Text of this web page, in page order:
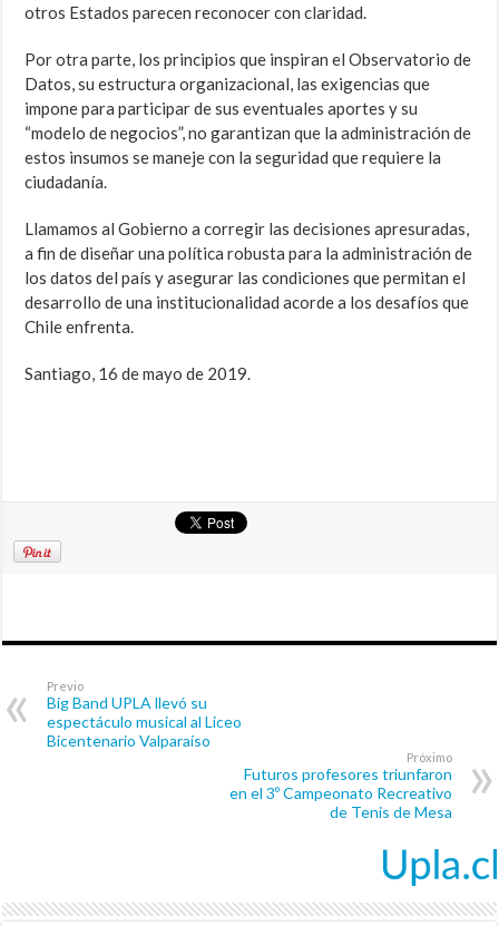
otros Estados parecen reconocer con claridad.
Por otra parte, los principios que inspiran el Observatorio de
Datos, su estructura organizacional, las exigencias que
impone para participar de sus eventuales aportes y su
“modelo de negocios”, no garantizan que la administración de
estos insumos se maneje con la seguridad que requiere la
ciudadanía.
Llamamos al Gobierno a corregir las decisiones apresuradas,
a fin de diseñar una política robusta para la administración de
los datos del país y asegurar las condiciones que permitan el
desarrollo de una institucionalidad acorde a los desafíos que
Chile enfrenta.
Santiago, 16 de mayo de 2019.
Previo
Big Band UPLA llevó su
espectáculo musical al Liceo
Bicentenario Valparaíso
Próximo
Futuros profesores triunfaron
en el 3º Campeonato Recreativo
de Tenis de Mesa